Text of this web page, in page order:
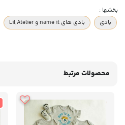
بخشها :
بادی
بادی های name it و Lil,Atelier
محصولات مرتبط